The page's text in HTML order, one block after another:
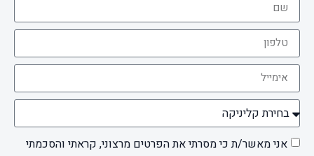
אני מאשר/ת כי מסרתי את הפרטים מרצוני, קראתי והסכמתי